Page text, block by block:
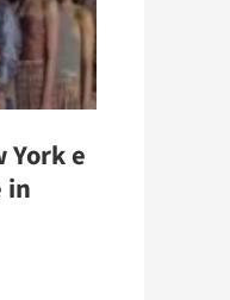
York e
in